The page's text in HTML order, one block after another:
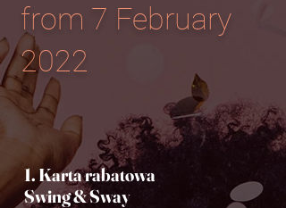
from 7 February
2022
1. Karta rabatowa
Swing & Sway